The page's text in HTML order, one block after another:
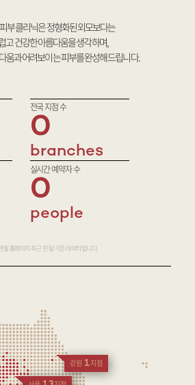
부 클리닉은 정형화된 외모보다는
고 건강한 아름다움을 생각하며,
움과 어려보이는 피부를 완성해 드립니다.
전국 지점 수
0
branches
실시간 예약자 수
0
people
필 홈페이지 최근 한 달 기준 데이터입니다.
강원 1지점